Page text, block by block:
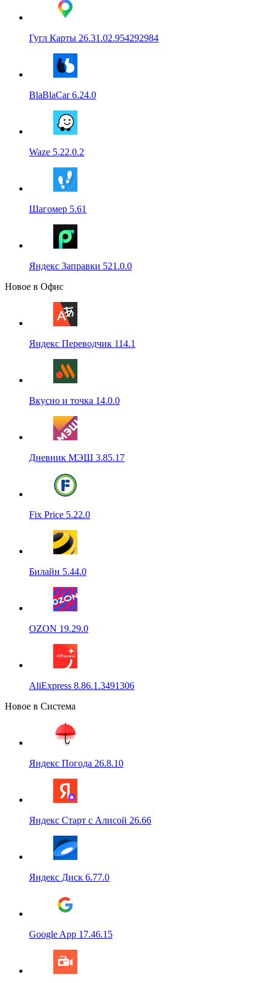
Гугл Карты 26.31.02.954292984
BlaBlaCar 6.24.0
Waze 5.22.0.2
Шагомер 5.61
Яндекс Заправки 521.0.0
Новое в Офис
Яндекс Переводчик 114.1
Вкусно и точка 14.0.0
Дневник МЭШ 3.85.17
Fix Price 5.22.0
Билайн 5.44.0
OZON 19.29.0
AliExpress 8.86.1.3491306
Новое в Система
Яндекс Погода 26.8.10
Яндекс Старт с Алисой 26.66
Яндекс Диск 6.77.0
Google App 17.46.15